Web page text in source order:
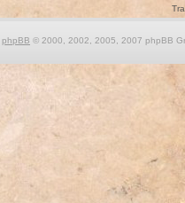
phpBB © 2000, 2002, 2005, 2007 phpBB